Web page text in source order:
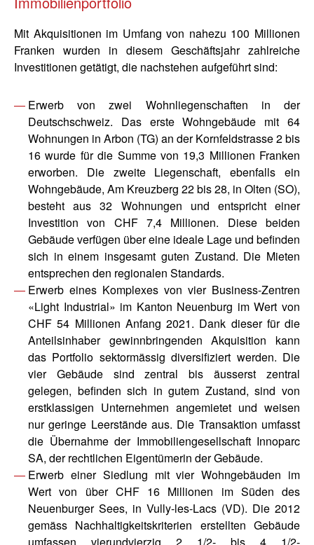
Mit Akquisitionen im Umfang von nahezu 100 Millionen
Franken wurden in diesem Geschäftsjahr zahlreiche
Investitionen getätigt, die nachstehen aufgeführt sind:
Erwerb von zwei Wohnliegenschaften in der
Deutschschweiz. Das erste Wohngebäude mit 64
Wohnungen in Arbon (TG) an der Kornfeldstrasse 2 bis
16 wurde für die Summe von 19,3 Millionen Franken
erworben. Die zweite Liegenschaft, ebenfalls ein
Wohngebäude, Am Kreuzberg 22 bis 28, in Olten (SO),
besteht aus 32 Wohnungen und entspricht einer
Investition von CHF 7,4 Millionen. Diese beiden
Gebäude verfügen über eine ideale Lage und befinden
sich in einem insgesamt guten Zustand. Die Mieten
entsprechen den regionalen Standards.
Erwerb eines Komplexes von vier Business-Zentren
«Light Industrial» im Kanton Neuenburg im Wert von
CHF 54 Millionen Anfang 2021. Dank dieser für die
Anteilsinhaber gewinnbringenden Akquisition kann
das Portfolio sektormässig diversifiziert werden. Die
vier Gebäude sind zentral bis äusserst zentral
gelegen, befinden sich in gutem Zustand, sind von
erstklassigen Unternehmen angemietet und weisen
nur geringe Leerstände aus. Die Transaktion umfasst
die Übernahme der Immobiliengesellschaft Innoparc
SA, der rechtlichen Eigentümerin der Gebäude.
Erwerb einer Siedlung mit vier Wohngebäuden im
Wert von über CHF 16 Millionen im Süden des
Neuenburger Sees, in Vully-les-Lacs (VD). Die 2012
gemäss Nachhaltigkeitskriterien erstellten Gebäude